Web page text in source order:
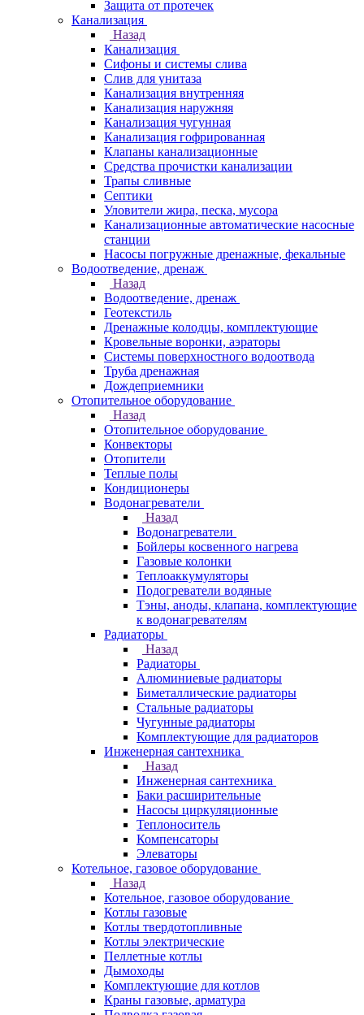
Защита от протечек
Канализация
Назад
Канализация
Сифоны и системы слива
Слив для унитаза
Канализация внутренняя
Канализация наружняя
Канализация чугунная
Канализация гофрированная
Клапаны канализационные
Средства прочистки канализации
Трапы сливные
Септики
Уловители жира, песка, мусора
Канализационные автоматические насосные
станции
Насосы погружные дренажные, фекальные
Водоотведение, дренаж
Назад
Водоотведение, дренаж
Геотекстиль
Дренажные колодцы, комплектующие
Кровельные воронки, аэраторы
Системы поверхностного водоотвода
Труба дренажная
Дождеприемники
Отопительное оборудование
Назад
Отопительное оборудование
Конвекторы
Отопители
Теплые полы
Кондиционеры
Водонагреватели
Назад
Водонагреватели
Бойлеры косвенного нагрева
Газовые колонки
Теплоаккумуляторы
Подогреватели водяные
Тэны, аноды, клапана, комплектующие
к водонагревателям
Радиаторы
Назад
Радиаторы
Алюминиевые радиаторы
Биметаллические радиаторы
Стальные радиаторы
Чугунные радиаторы
Комплектующие для радиаторов
Инженерная сантехника
Назад
Инженерная сантехника
Баки расширительные
Насосы циркуляционные
Теплоноситель
Компенсаторы
Элеваторы
Котельное, газовое оборудование
Назад
Котельное, газовое оборудование
Котлы газовые
Котлы твердотопливные
Котлы электрические
Пеллетные котлы
Дымоходы
Комплектующие для котлов
Краны газовые, арматура